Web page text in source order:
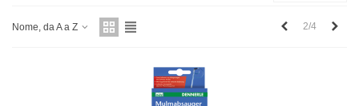
Nome, da A a Z Precedente
2/4